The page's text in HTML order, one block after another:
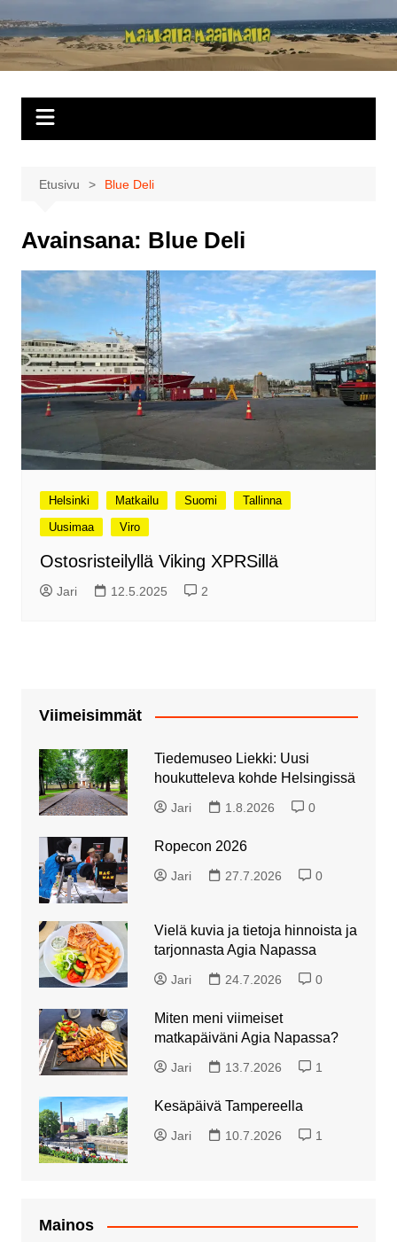
sisältöön
Matkalla
maailmalla
Etusivu Blue Deli
Avainsana: Blue Deli
Helsinki Matkailu Suomi
Tallinna
Uusimaa
Viro
Ostosristeilyllä Viking XPRSillä
Jari 12.5.2025 2
Viimeisimmät
Tiedemuseo Liekki: Uusi
houkutteleva kohde Helsingissä
Jari 1.8.2026 0
Ropecon 2026
Jari 27.7.2026 0
Vielä kuvia ja tietoja hinnoista ja
tarjonnasta Agia Napassa
Jari 24.7.2026 0
Miten meni viimeiset
matkapäiväni Agia Napassa?
Jari 13.7.2026 1
Kesäpäivä Tampereella
Jari 10.7.2026 1
Mainos